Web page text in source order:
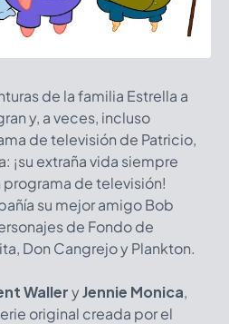
de la familia Estrella a
y, a veces, incluso
de televisión de Patricio,
¡su extraña vida siempre
programa de televisión!
su mejor amigo Bob
de Fondo de
Don Cangrejo y Plankton.
WalleryJennie Monica,
original creada por el